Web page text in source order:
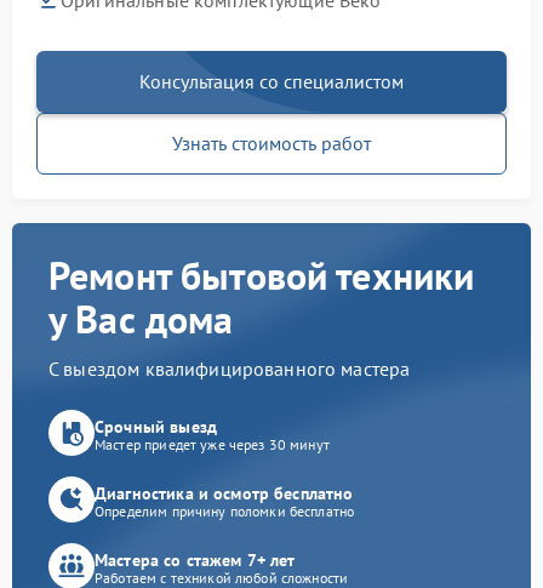
Консультация со специалистом
Узнать стоимость работ
Ремонт бытовой техники
у Вас дома
С выездом квалифицированного мастера
Срочный выезд
Мастер приедет уже через 30 минут
Диагностика и осмотр бесплатно
Определим причину поломки бесплатно
Мастера со стажем 7+ лет
Работаем с техникой любой сложности